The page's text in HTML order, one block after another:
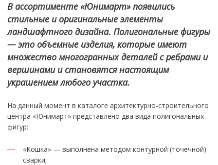
В ассортименте «Юнимарт» появились
стильные и оригинальные элементы
ландшафтного дизайна. Полигональные фигуры
— это объемные изделия, которые имеют
множество многогранных деталей с ребрами и
вершинами и становятся настоящим
украшением любого участка.
На данный момент в каталоге архитектурно-строительного
центра «Юнимарт» представлено два вида полигональных
фигур:
«Кошка» — выполнена методом контурной (точечной)
сварки;